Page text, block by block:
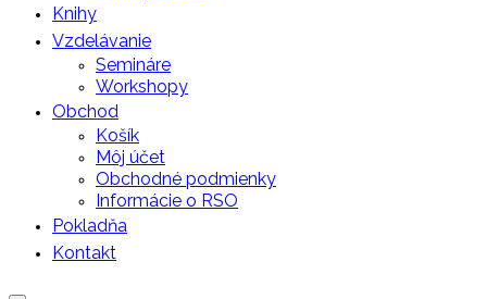
Knihy
Vzdelávanie
Semináre
Workshopy
Obchod
Košík
Môj účet
Obchodné podmienky
Informácie o RSO
Pokladňa
Kontakt